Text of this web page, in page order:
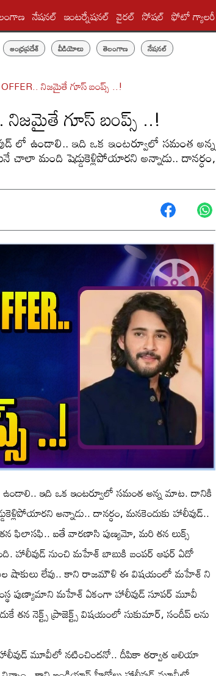
నేషనల్ ఇంటర్నేషనల్ వైరల్ సోషల్ ఫోటో గ్యాలరీ
ఆంధ్రప్రదేశ్ వీడియోలు తెలంగాణ నేషనల్
నిజమైతే గూస్ బంప్స్ ..!
నిజమైతే గూస్ బంప్స్ ..!
లో ఉండాలి.. ఇది ఒక ఇంటర్వూలో సమంత అన్న
మంది షెడ్డుకెళ్లిపోయారని అన్నాడు.. దానర్ధం,
ఇది ఒక ఇంటర్వూలో సమంత అన్న మాట. దానికి
అన్నాడు.. దానర్ధం, మనకెందుకు హాలీవుడ్..
ఫిలాసఫి.. ఐతే వారణాసి పుణ్యమో, మరి తన లుక్స్
నుంచి మహేశ్ బాబుకి బంపర్ ఆఫర్ ఏదో
షాకులు లేవు.. కాని రాజమౌళి ఈ విషయంలో మహేశ్ ని
పుణ్యామాని మహేశ్ ఏకంగా హాలీవుడ్ సూపర్ మూవీ
నెక్ట్స్ ప్రాజెక్ట్స్ విషయంలో సుకుమార్, సందీప్ లను
మూవీలో నటించిందనో.. దీపికా తర్వాత ఆలియా